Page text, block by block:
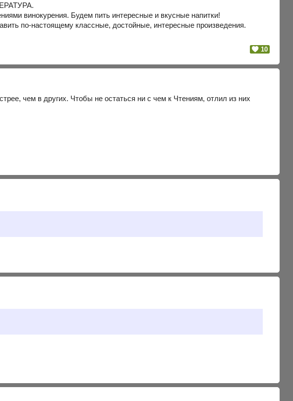
винокурения. Будем пить интересные и вкусные напитки!
по-настоящему классные, достойные, интересные произведения.
10
чем в других. Чтобы не остаться ни с чем к Чтениям, отлил из них